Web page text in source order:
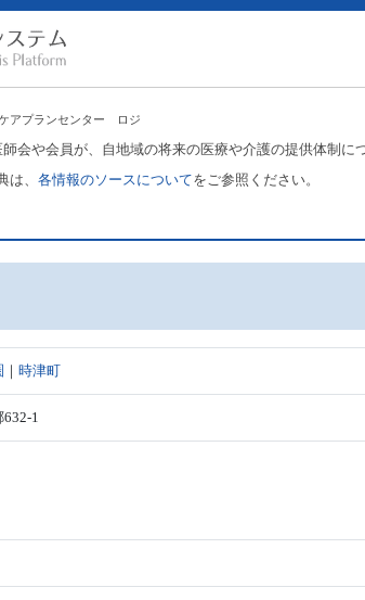
アプランセンター ロジ
会や会員が、自地域の将来の医療や介護の提供体制
は、各情報のソースについてをご参照ください。
｜時津町
1